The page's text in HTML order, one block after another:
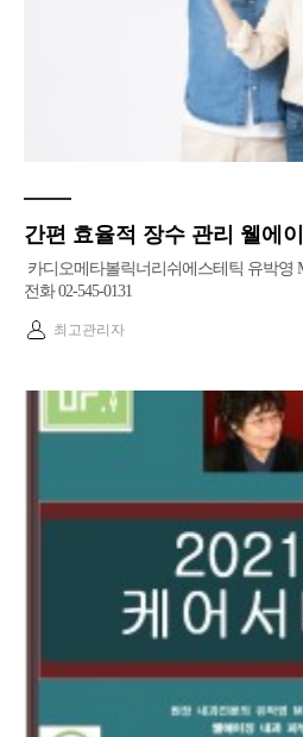
간편 효율적 장수 관리 웰에
카디오메타볼릭너리쉬에스테틱 유박영
전화 02-545-0131
최고관리자